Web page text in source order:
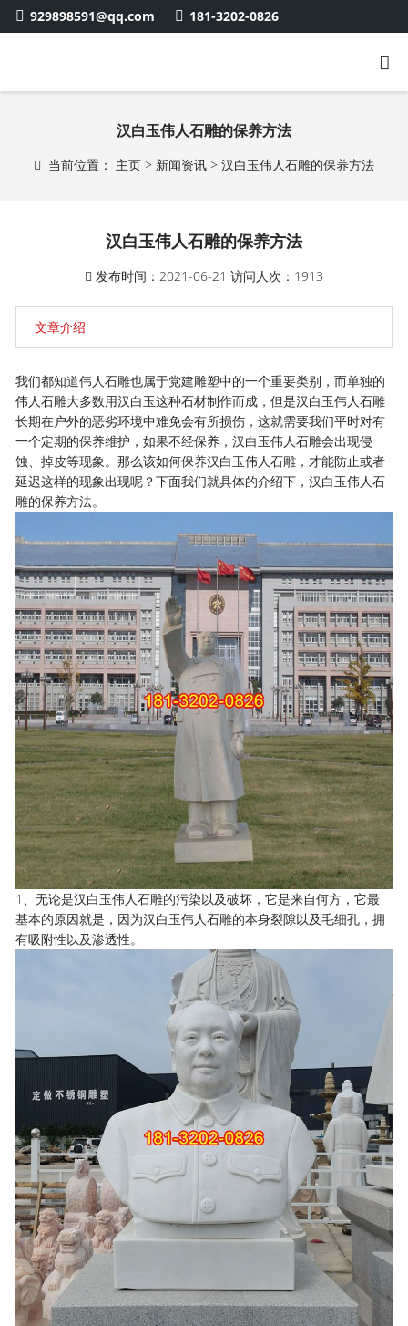
929898591@qq.com 181-3202-0826
汉白玉伟人石雕的保养方法
当前位置： 主页> 新闻资讯> 汉白玉伟人石雕的保养方法
汉白玉伟人石雕的保养方法
发布时间：2021-06-21 访问人次：1913
文章介绍
我们都知道伟人石雕也属于党建雕塑中的一个重要类别，而单独的
伟人石雕大多数用汉白玉这种石材制作而成，但是汉白玉伟人石雕
长期在户外的恶劣环境中难免会有所损伤，这就需要我们平时对有
一个定期的保养维护，如果不经保养，汉白玉伟人石雕会出现侵
蚀、掉皮等现象。那么该如何保养汉白玉伟人石雕，才能防止或者
延迟这样的现象出现呢？下面我们就具体的介绍下，汉白玉伟人石
雕的保养方法。
1、无论是汉白玉伟人石雕的污染以及破坏，它是来自何方，它最
基本的原因就是，因为汉白玉伟人石雕的本身裂隙以及毛细孔，拥
有吸附性以及渗透性。